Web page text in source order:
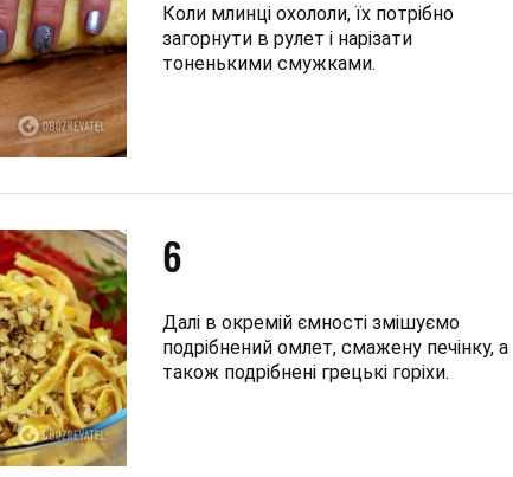
Коли млинці охололи, їх потрібно
загорнути в рулет і нарізати
тоненькими смужками.
6
Далі в окремій ємності змішуємо
подрібнений омлет, смажену печінку, а
також подрібнені грецькі горіхи.